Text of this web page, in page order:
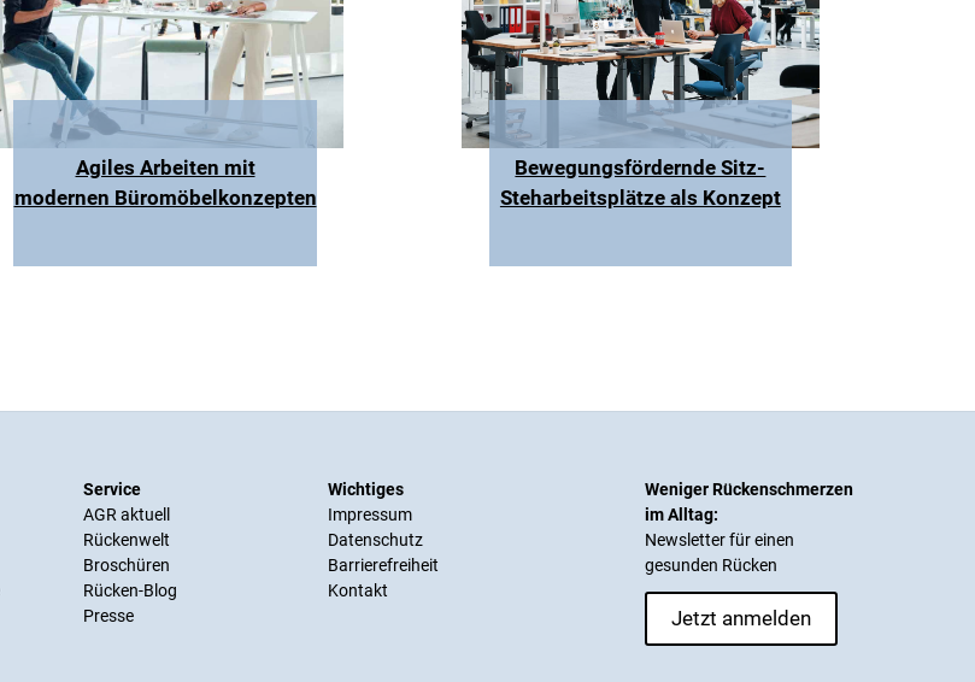
Agiles Arbeiten mit
modernen Büromöbelkonzepten
Bewegungsfördernde Sitz-
Steharbeitsplätze als Konzept
Service
AGR aktuell
Rückenwelt
Broschüren
Rücken-Blog
Presse
Wichtiges
Impressum
Datenschutz
Barrierefreiheit
Kontakt
Weniger Rückenschmerzen
im Alltag:
Newsletter für einen
gesunden Rücken
Jetzt anmelden